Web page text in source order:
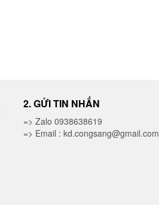
2. GỬI TIN NHẮN
=> Zalo 0938638619
=> Email : kd.congsang@gmail.com